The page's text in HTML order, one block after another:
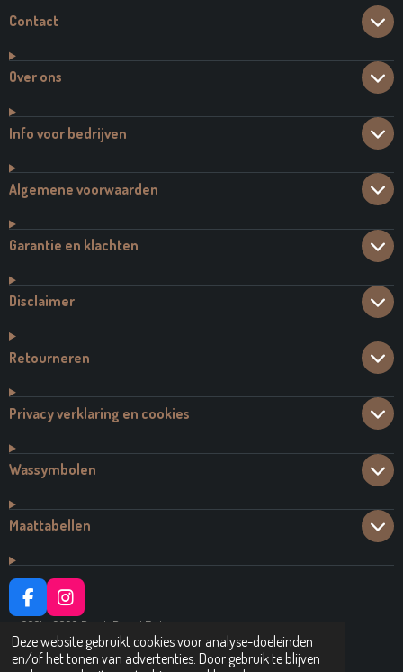
Deze website gebruikt cookies voor analyse-doeleinden
en/of het tonen van advertenties. Door gebruik te blijven
Contact
Over ons
Info voor bedrijven
Algemene voorwaarden
Garantie en klachten
Disclaimer
Retourneren
Privacy verklaring en cookies
Wassymbolen
Maattabellen
F
A
C
E
I
N
S
T
© 2021 - 2026 Dutch Brand Fashion
Powered byJouwWeb